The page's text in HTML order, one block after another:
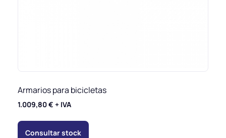
Armarios para bicicletas
1.009,80€ + IVA
Consultar stock